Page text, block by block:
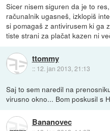
Sicer nisem siguren da je to
računalnik ugasneš, izklopiš
si pomagaš z antivirusem ki ga
tiste strani za plačat kazen ni
ttommy
:: 12. jan 2013, 21:13
Saj to sem naredil na
virusno okno... Bom poskusil s
Bananovec